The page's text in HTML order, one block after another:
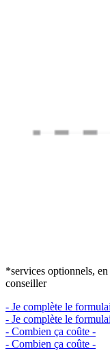
*services optionnels,
conseiller
- Je complète le
- Je complète le
- Combien ça coûte -
- Combien ça coûte -